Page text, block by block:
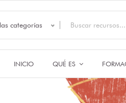
categorías
INICIO QUÉ ES